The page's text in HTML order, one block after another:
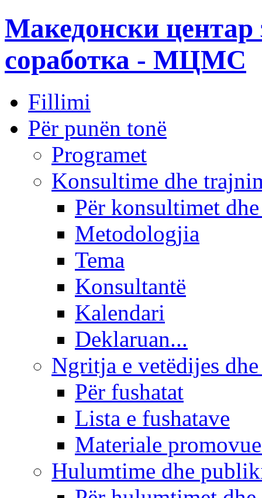
Македонски центар
соработка - МЦМС
Fillimi
Për punën tonë
Programet
Konsultime dhe
Për konsultimet
Metodologjia
Tema
Konsultantë
Kalendari
Deklaruan...
Ngritja e vetëdijes
Për fushatat
Lista e fushatave
Materiale
Hulumtime dhe